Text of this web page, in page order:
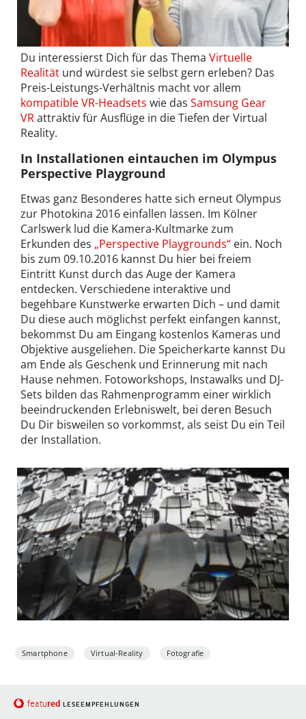
Du interessierst Dich für das Thema Virtuelle
Realität und würdest sie selbst gern erleben? Das
Preis-Leistungs-Verhältnis macht vor allem
kompatible VR-Headsets wie das Samsung Gear
VRattraktiv für Ausflüge in die Tiefen der Virtual
Reality.
In Installationen eintauchen im Olympus
Perspective Playground
Etwas ganz Besonderes hatte sich erneut Olympus
zur Photokina 2016 einfallen lassen. Im Kölner
Carlswerk lud die Kamera-Kultmarke zum
Erkunden des „Perspective Playgrounds“ ein. Noch
bis zum 09.10.2016 kannst Du hier bei freiem
Eintritt Kunst durch das Auge der Kamera
entdecken. Verschiedene interaktive und
begehbare Kunstwerke erwarten Dich – und damit
Du diese auch möglichst perfekt einfangen kannst,
bekommst Du am Eingang kostenlos Kameras und
Objektive ausgeliehen. Die Speicherkarte kannst Du
am Ende als Geschenk und Erinnerung mit nach
Hause nehmen. Fotoworkshops, Instawalks und DJ-
Sets bilden das Rahmenprogramm einer wirklich
beeindruckenden Erlebniswelt, bei deren Besuch
Du Dir bisweilen so vorkommst, als seist Du ein Teil
der Installation.
Smartphone Virtual-Reality Fotografie
featured LESEEMPFEHLUNGEN